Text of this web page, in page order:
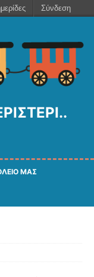
ΜΑΣ
Σύνδεση